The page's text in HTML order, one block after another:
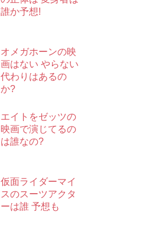
誰か予想!
オメガホーンの映
画はない やらない
代わりはあるの
か?
エイトをゼッツの
映画で演じてるの
は誰なの?
仮面ライダーマイ
スのスーツアクタ
ーは誰 予想も